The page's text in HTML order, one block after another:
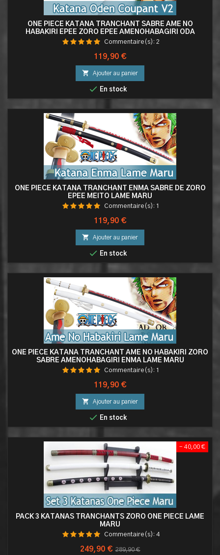
ONE PIECE KATANA TRANCHANT SABRE AME NO
HABAKIRI EPEE ZORO EPEE AMENOHABAGIRI ODA
KATANA ODEN LAME MARU V2
Commentaire(s): 2
Prix
119,90 €
 Ajouter au panier
 En stock
ONE PIECE KATANA TRANCHANT ENMA SABRE DE ZORO
EPEE MEITO LAME MARU
Commentaire(s): 1
Prix
119,90 €
 Ajouter au panier
 En stock
ONE PIECE KATANA TRANCHANT AME NO HABAKIRI ZORO
SABRE AMENOHABAGIRI ENMA LAME MARU
Commentaire(s): 1
Prix
119,90 €
 Ajouter au panier
 En stock
- 40,00 €
PACK 3 KATANAS TRANCHANTS ZORO ONE PIECE LAME
MARU
Commentaire(s): 4
Prix
249,90 € Prix
289,90 €